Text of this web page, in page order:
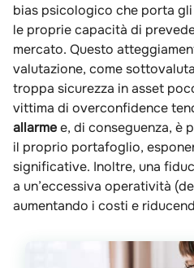
bias psicologico che porta
le proprie capacità di
mercato. Questo
valutazione, come
troppa sicurezza in asset
vittima di overconfidence
allarmee, di conseguenza, è
il proprio portafoglio,
significative. Inoltre, una
a un’eccessiva operatività
aumentando i costi e